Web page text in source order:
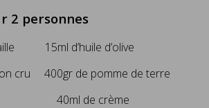
2 personnes
15ml d’huile d’olive
cru 400gr de pomme de terre
40ml de crème